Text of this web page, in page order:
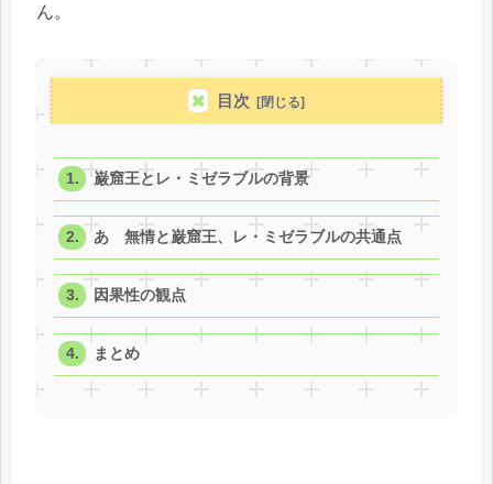
ん。
目次
巌窟王とレ・ミゼラブルの背景
あゝ無情と巌窟王、レ・ミゼラブルの共通点
因果性の観点
まとめ